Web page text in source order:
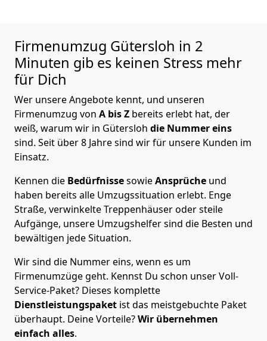
Firmenumzug Gütersloh in 2
Minuten gib es keinen Stress mehr
für Dich
Wer unsere Angebote kennt, und unseren
Firmenumzug von A bis Z bereits erlebt hat, der
weiß, warum wir in Gütersloh die Nummer eins
sind. Seit über 8 Jahre sind wir für unsere Kunden im
Einsatz.
Kennen die BedürfnissesowieAnsprüche und
haben bereits alle Umzugssituation erlebt. Enge
Straße, verwinkelte Treppenhäuser oder steile
Aufgänge, unsere Umzugshelfer sind die Besten und
bewältigen jede Situation.
Wir sind die Nummer eins, wenn es um
Firmenumzüge geht. Kennst Du schon unser Voll-
Service-Paket? Dieses komplette
Dienstleistungspaket ist das meistgebuchte Paket
überhaupt. Deine Vorteile?Wir übernehmen
einfach alles.